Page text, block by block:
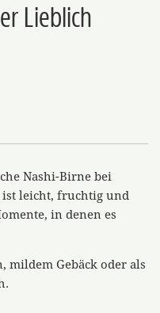
Lieblich
Nashi-Birne bei
ist leicht, fruchtig und
in denen es
mildem Gebäck oder als